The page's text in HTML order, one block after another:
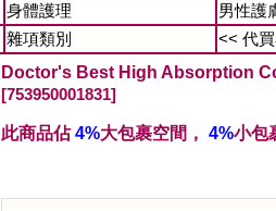
身體護理
男性護
雜項類別
<< 代
Doctor's Best High Absorption
[753950001831]
此商品佔4%大包裹空間， 4%小包